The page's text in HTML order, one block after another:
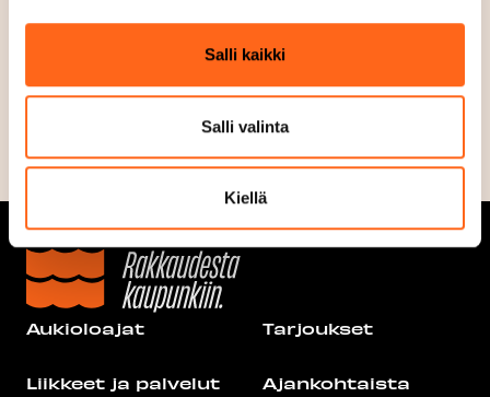
Salli kaikki
Salli valinta
Kiellä
Lounaslista
Aukioloajat
Liikkeet ja palvelut
Tarjoukset
Ajankohtaista